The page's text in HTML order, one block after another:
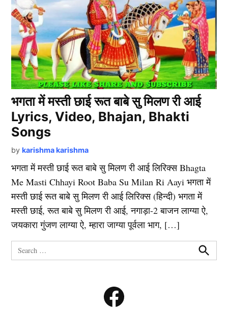
भगता में मस्ती छाई रूत बाबे सु मिलण री आई
Lyrics, Video, Bhajan, Bhakti
Songs
by karishma karishma
भगता में मस्ती छाई रूत बाबे सु मिलण री आई लिरिक्स Bhagta
Me Masti Chhayi Root Baba Su Milan Ri Aayi भगता में
मस्ती छाई रूत बाबे सु मिलण री आई लिरिक्स (हिन्दी) भगता में
मस्ती छाई, रूत बाबे सु मिलण री आई, नगाड़ा-2 बाजन लाग्या ऐ,
जयकारा गुंजण लाग्या ऐ, म्हारा जाग्या पूर्वला भाग, […]
Search
for:
Search
Facebook